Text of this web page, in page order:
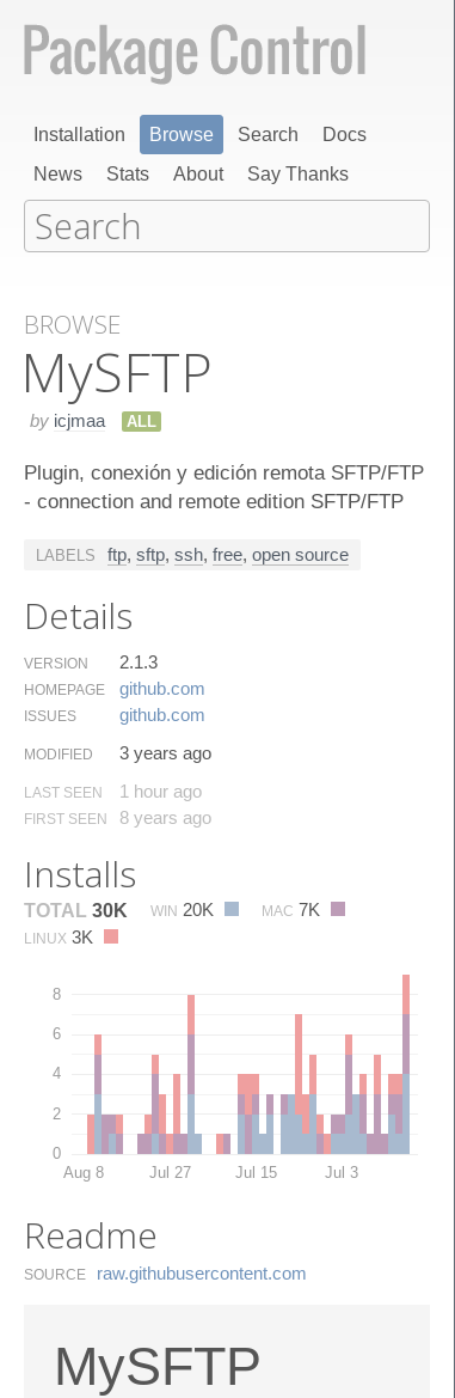
Installation Browse Search
Docs
News
Stats About Say Thanks
BROWSE
My​SFTP
by icjmaa ALL
Plugin, conexión y edición remota SFTP/FTP
- connection and remote edition SFTP/FTP
LABELS ftp, sftp, ssh, free, open source
Details
VERSION 2.1.3
HOMEPAGE github.​com
ISSUES github.​com
MODIFIED 3 years ago
LAST SEEN 1 hour ago
FIRST SEEN 8 years ago
Installs
TOTAL 30K WIN 20K MAC 7K
LINUX 3K
0
2
4
6
8
Aug 8 Jul 27 Jul 15 Jul 3
Readme
SOURCE raw.​githubusercontent.​com
MySFTP